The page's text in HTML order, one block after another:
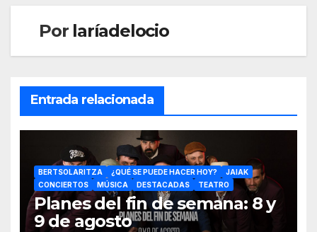
Por laríadelocio
Entrada relacionada
BERTSOLARITZA ¿QUÉ SE PUEDE HACER HOY?
JAIAK
CONCIERTOS
MÚSICA DESTACADAS TEATRO
Planes del fin de semana: 8 y
9 de agosto